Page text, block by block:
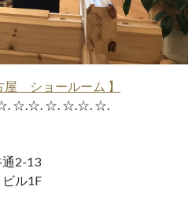
屋 ショールーム 】
☆.☆. ☆. ☆.☆. ☆.
2-13
ル1F